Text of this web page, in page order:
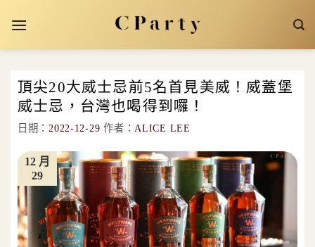
頂尖20大威士忌前5名首見美威！威蓋堡
威士忌，台灣也喝得到囉！
日期：2022-12-29 作者：ALICE LEE
29
12 月